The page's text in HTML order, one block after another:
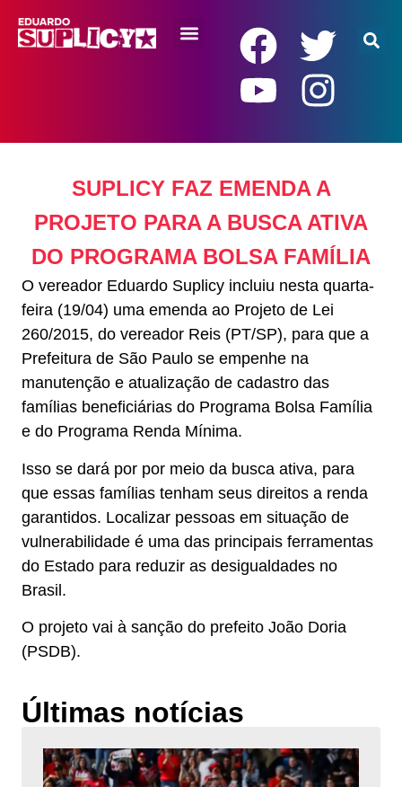
SUPLICY FAZ EMENDA A
PROJETO PARA A BUSCA ATIVA
DO PROGRAMA BOLSA FAMÍLIA
O vereador Eduardo Suplicy incluiu nesta quarta-
feira (19/04) uma emenda ao Projeto de Lei
260/2015, do vereador Reis (PT/SP), para que a
Prefeitura de São Paulo se empenhe na
manutenção e atualização de cadastro das
famílias beneficiárias do Programa Bolsa Família
e do Programa Renda Mínima.
Isso se dará por por meio da busca ativa, para
que essas famílias tenham seus direitos a renda
garantidos. Localizar pessoas em situação de
vulnerabilidade é uma das principais ferramentas
do Estado para reduzir as desigualdades no
Brasil.
O projeto vai à sanção do prefeito João Doria
(PSDB).
Últimas notícias